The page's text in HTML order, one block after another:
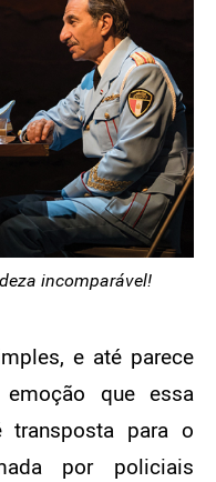
incomparável!
e até parece
que essa
transposta para o
por policiais